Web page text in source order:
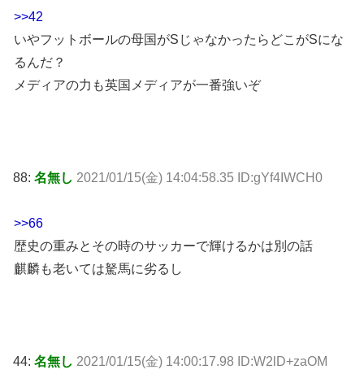
>>42
いやフットボールの母国がSじゃなかったらどこがSにな
るんだ？
メディアの力も英国メディアが一番強いぞ
88: 名無し 2021/01/15(金) 14:04:58.35 ID:gYf4IWCH0
>>66
歴史の重みとその時のサッカーで輝けるかは別の話
麒麟も老いては駑馬に劣るし
44: 名無し 2021/01/15(金) 14:00:17.98 ID:W2lD+zaOM